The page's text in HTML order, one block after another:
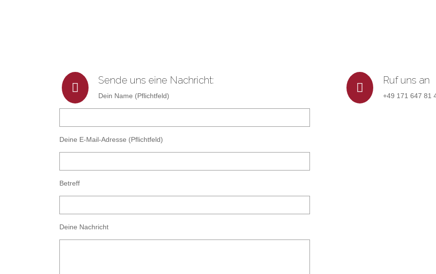
Sende uns eine Nachricht:
Dein Name (Pflichtfeld)
Deine E-Mail-Adresse (Pflichtfeld)
Betreff
Deine Nachricht
Ruf uns an
+49 171 647 81